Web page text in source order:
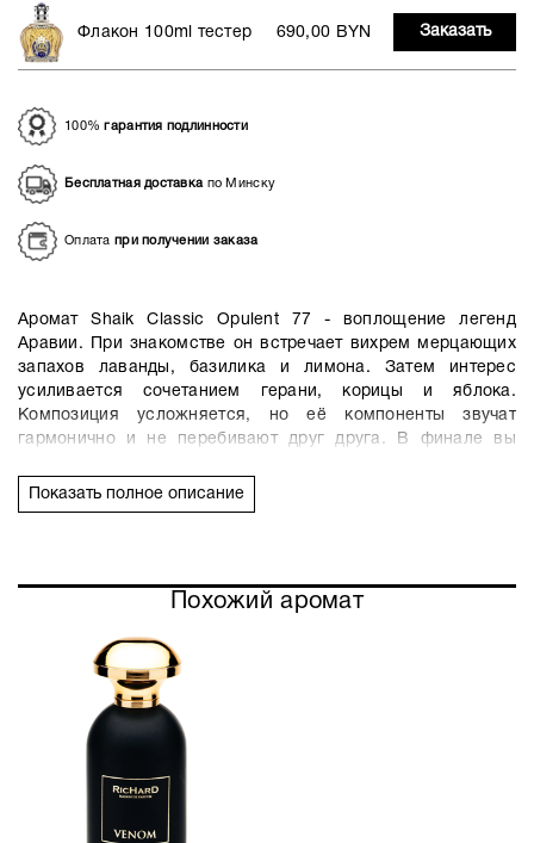
Флакон 100ml тестер 690,00 BYN Заказать
100%гарантия подлинности
Бесплатная доставкапо Минску
Оплата при получении заказа
Аромат Shaik Classic Opulent 77 - воплощение легенд
Аравии. При знакомстве он встречает вихрем мерцающих
запахов лаванды, базилика и лимона. Затем интерес
усиливается сочетанием герани, корицы и яблока.
Композиция усложняется, но её компоненты звучат
гармонично и не перебивают друг друга. В финале вы
Посеребренный флакон, украшенный кристаллами
Swarovski, подчеркивает восточную тематику.
Показать полное описание
Похожий аромат